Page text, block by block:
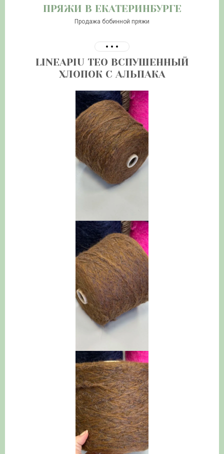
ПРЯЖИ В ЕКАТЕРИНБУРГЕ
Продажа бобинной пряжи
LINEAPIU TEO ВСПУШЕННЫЙ
ХЛОПОК С АЛЬПАКА